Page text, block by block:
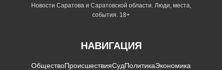
Новости Саратова и Саратовской области. Люди, места,
события. 18+
НАВИГАЦИЯ
ОбществоПроисшествияСудПолитикаЭкономика